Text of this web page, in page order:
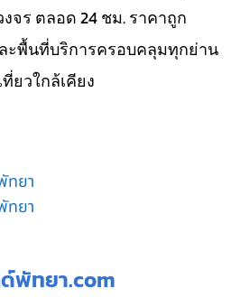
จร ตลอด 24 ชม. ราคาถูก
พื้นที่บริการครอบคลุมทุกย่าน
ยวใกล้เคียง
ทยา
ทยา
พัทยา.com